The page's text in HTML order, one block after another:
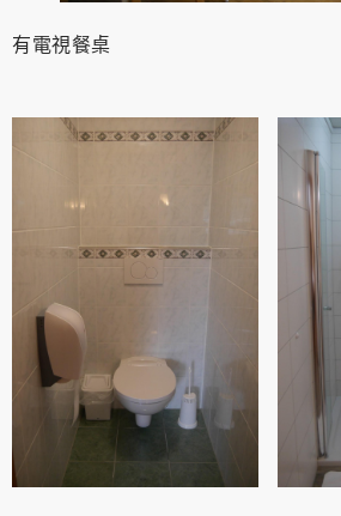
有電視餐桌